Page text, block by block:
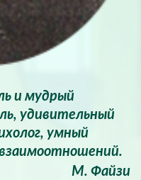
и мудрый
удивительный
умный
М. Файзи